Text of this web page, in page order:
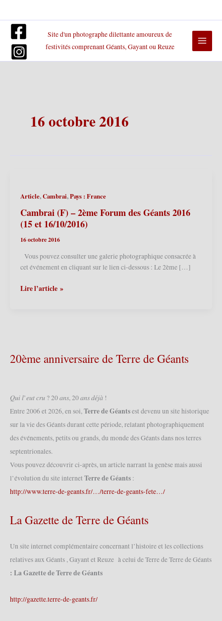
contenu
Site d'un photographe dilettante amoureux de
festivités comprenant Géants, Gayant ou Reuze
16 octobre 2016
Article,Cambrai,Pays : France
Cambrai (F) – 2ème Forum des Géants 2016
(15 et 16/10/2016)
16 octobre 2016
Vous pouvez consulter une galerie photographique consacrée à
cet événement en cliquant sur le lien ci-dessous : Le 2ème […]
Cambrai
Géants
2016
16/10/2016)
Lire l’article »
20ème anniversaire de Terre de Géants
𝑄𝑢𝑖 𝑙’𝑒𝑢𝑡 𝑐𝑟𝑢 ? 20 𝑎𝑛𝑠, 20 𝑎𝑛𝑠 𝑑𝑒́𝑗𝑎̀ !
Entre 2006 et 2026, en soi,Terre de Géantsest devenu un site historique
sur la vie des Géants durant cette période, relatant photographiquement
des événements, petits ou grands, du monde des Géants dans nos terres
septentrionales.
Vous pouvez découvrir ci-après, un article narrant la genèse mais aussi
l’évolution du site internet Terre de Géants :
http://www.terre-de-geants.fr/…/terre-de-geants-fete…/
La Gazette de Terre de Géants
Un site internet complémentaire concernant l’histoire et les collections
relatives aux Géants , Gayant et Reuze à celui de Terre de Terre de Géants
: La Gazette de Terre de Géants
http://gazette.terre-de-geants.fr/